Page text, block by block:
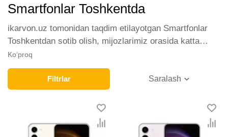
Smartfonlar Toshkentda
ikarvon.uz tomonidan taqdim etilayotgan Smartfonlar
Toshkentdan sotib olish, mijozlarimiz orasida katta
talabga ega. Biz ushbu toifadagi tovarlarni sotish uchun
eng yaxshi sharoitlarni ta'minlaymiz. Onlayn do'konda
Smartfonlar yetakchi ishlab chiqaruvchilar va brendlar
tomonidan taqdim etilgan bo'lib, ularning ro'yxati doimiy
ravishda kengayib bormoqda. Biz butun mamlakat
bo'ylab tovarlarni istalgan miqdorda yetkazib beramiz.
Bularning barchasi O'zbekistondagi eng yaxshi narx
Ko‘proq
Filtrlar Saralash